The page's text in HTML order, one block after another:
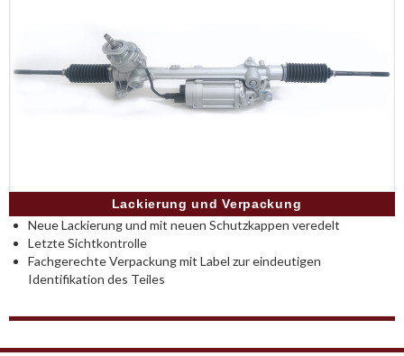
Lackierung und Verpackung
Neue Lackierung und mit neuen Schutzkappen veredelt
Letzte Sichtkontrolle
Fachgerechte Verpackung mit Label zur eindeutigen
Identifikation des Teiles